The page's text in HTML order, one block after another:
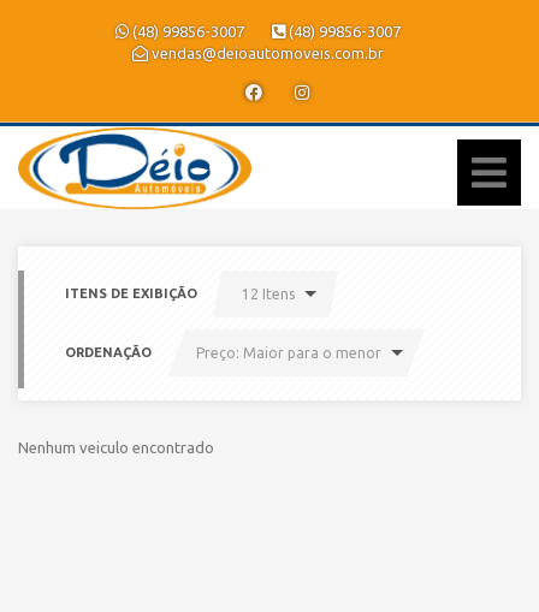
(48) 99856-3007
(48) 99856-3007
vendas@deioautomoveis.com.br
ITENS DE EXIBIÇÃO 12 Itens
ORDENAÇÃO Preço: Maior para o menor
Nenhum veiculo encontrado